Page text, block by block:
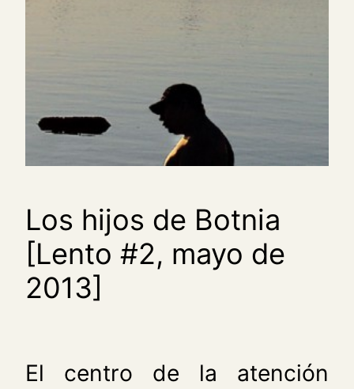
Los hijos de Botnia
[Lento #2, mayo de
2013]
El centro de la atención